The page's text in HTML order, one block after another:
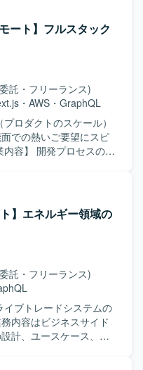
ラリにはGraphQL, Ktor,
を採用しています。
Protocol Buffersで行
Coroutines Test
Cloud Spanner, Flyway,
・デプロイはCloud
インフラはGCPを使用
OpenTelemetry, Cloud
ます。
ート】フルスタック
託・フリーランス)
・ AWS ・ GraphQL
ロダクトのスケール）
での熱いご要望にスピ
していただきます。
ートアップで価値のある
パクトを出したい方
にPoC段階から携わり
でき、モダンな技術ス
ていく機会を持つこと
GraphQL, Zodを
。
】エネルギー領域の
託・フリーランス)
イブトレードシステムの
内容はビジネスサイド
計、ユースケース、